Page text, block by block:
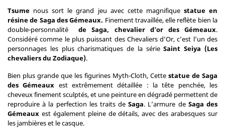
Tsume nous sort le grand jeu avec cette magnifique statue en
résine de Saga des Gémeaux. Finement travaillée, elle reflète bien la
double-personnalitéde Saga, chevalier d’or des Gémeaux.
Considéré comme le plus puissant des Chevaliers d’Or, c’est l’un des
personnages les plus charismatiques de la sérieSaint Seiya (Les
chevaliers du Zodiaque).
Bien plus grande que les figurines Myth-Cloth, Cette statue de Saga
des Gémeaux est extrêmement détaillée : la tête penchée, les
cheveux finement sculptés, et une peinture en dégradé permettent de
reproduire à la perfection les traits deSaga. L’armure de Saga des
Gémeaux est également pleine de détails, avec des arabesques sur
les jambières et le casque.